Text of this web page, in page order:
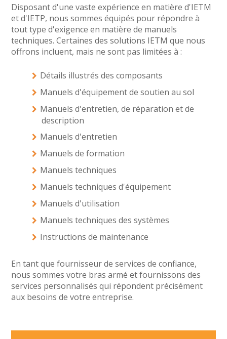
Disposant d'une vaste expérience en matière d'IETM
et d'IETP, nous sommes équipés pour répondre à
tout type d'exigence en matière de manuels
techniques. Certaines des solutions IETM que nous
offrons incluent, mais ne sont pas limitées à :
Détails illustrés des composants
Manuels d'équipement de soutien au sol
Manuels d'entretien, de réparation et de
description
Manuels d'entretien
Manuels de formation
Manuels techniques
Manuels techniques d'équipement
Manuels d'utilisation
Manuels techniques des systèmes
Instructions de maintenance
En tant que fournisseur de services de confiance,
nous sommes votre bras armé et fournissons des
services personnalisés qui répondent précisément
aux besoins de votre entreprise.